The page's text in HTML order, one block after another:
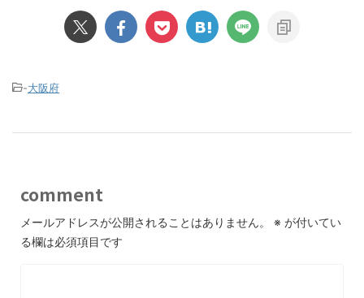
-大阪府
comment
メールアドレスが公開されることはありません。 ※ が付いてい
る欄は必須項目です